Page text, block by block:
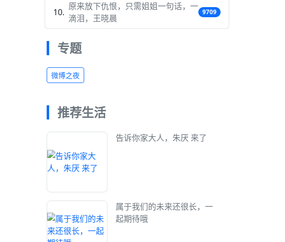
原来放下仇恨，只需姐姐一句话，一
滴泪，王晓晨
9709
专题
微博之夜
推荐生活
告诉你家大人，朱厌 来了
属于我们的未来还很长，一
起期待哦